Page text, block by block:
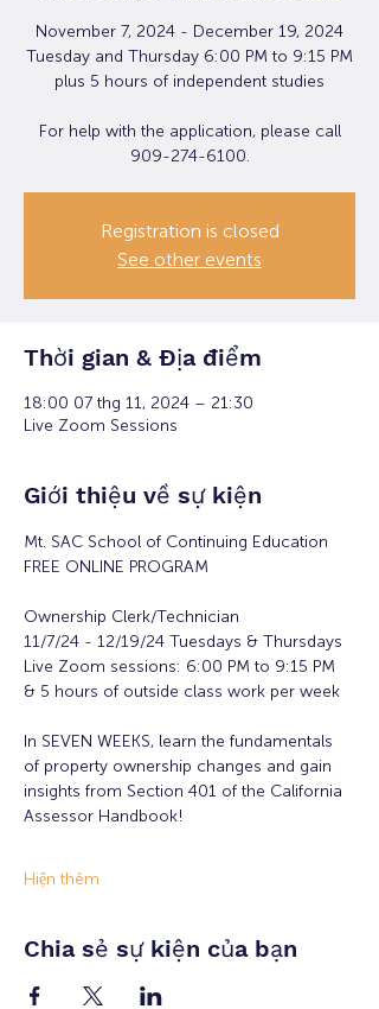
November 7, 2024 - December 19, 2024
Tuesday and Thursday 6:00 PM to 9:15 PM
plus 5 hours of independent studies
For help with the application, please call
909-274-6100.
Registration is closed
See other events
Thời gian & Địa điểm
18:00 07 thg 11, 2024 – 21:30
Live Zoom Sessions
Giới thiệu về sự kiện
Mt. SAC School of Continuing Education
FREE ONLINE PROGRAM
Ownership Clerk/Technician
11/7/24 - 12/19/24 Tuesdays & Thursdays
Live Zoom sessions: 6:00 PM to 9:15 PM
& 5 hours of outside class work per week
In SEVEN WEEKS, learn the fundamentals
of property ownership changes and gain
insights from Section 401 of the California
Assessor Handbook!
Hiện thêm
Chia sẻ sự kiện của bạn